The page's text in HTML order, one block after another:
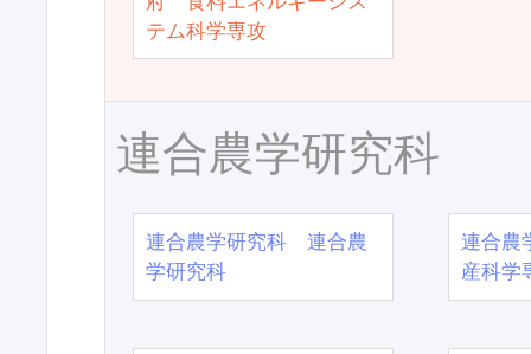
テム科学専攻
連合農学研究科
連合農学研究科 連合農
学研究科
連合農
産科学